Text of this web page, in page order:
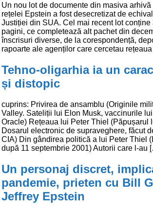
Un nou lot de documente din masiva arhivă
rețelei Epstein a fost desecretizat de
Justiției din SUA. Cel mai recent lot
pagini, ce completează alt pachet din
înscrisuri diverse, de la corespondență,
rapoarte ale agenților care cercetau
Tehno-oligarhia ia un
și distopic
cuprins: Privirea de ansamblu (Originile
Valley. Sateliții lui Elon Musk, vaccinurile
Oracle) Rețeaua lui Peter Thiel (Păpușarul
Dosarul electronic de supraveghere, făcut
CIA) Din gândirea politică a lui Peter Thiel
după 11 septembrie 2001) Autorii care l-au
Un personaj discret,
pandemie, prieten cu Bill
Jeffrey Epstein